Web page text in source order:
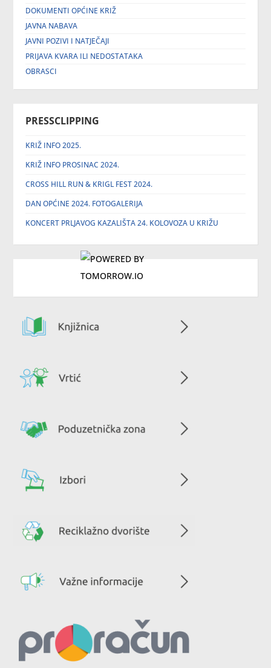
DOKUMENTI OPĆINE KRIŽ
JAVNA NABAVA
JAVNI POZIVI I NATJEČAJI
PRIJAVA KVARA ILI NEDOSTATAKA
OBRASCI
PRESSCLIPPING
KRIŽ INFO 2025.
KRIŽ INFO PROSINAC 2024.
CROSS HILL RUN & KRIGL FEST 2024.
DAN OPĆINE 2024. FOTOGALERIJA
KONCERT PRLJAVOG KAZALIŠTA 24. KOLOVOZA U KRIŽU